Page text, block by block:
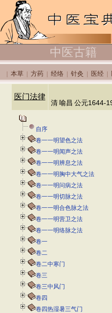
中医古籍
本草 方药 经络 针灸 医经
医门法律
清 喻昌 公元1644-
自序
卷一一明望色之法
卷一一明闻声之法
卷一一明辨息之法
卷一一明胸中大气之法
卷一一明问病之法
卷一一明切脉之法
卷一一明合色脉之法
卷一一明营卫之法
卷一一明络脉之法
卷一
卷二
卷二中寒门
卷三
卷三中风门
卷四
卷四热湿暑三气门